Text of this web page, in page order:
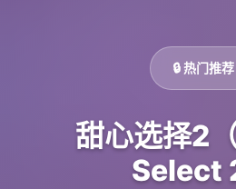
🔒 热门推荐
甜心选择2
Select